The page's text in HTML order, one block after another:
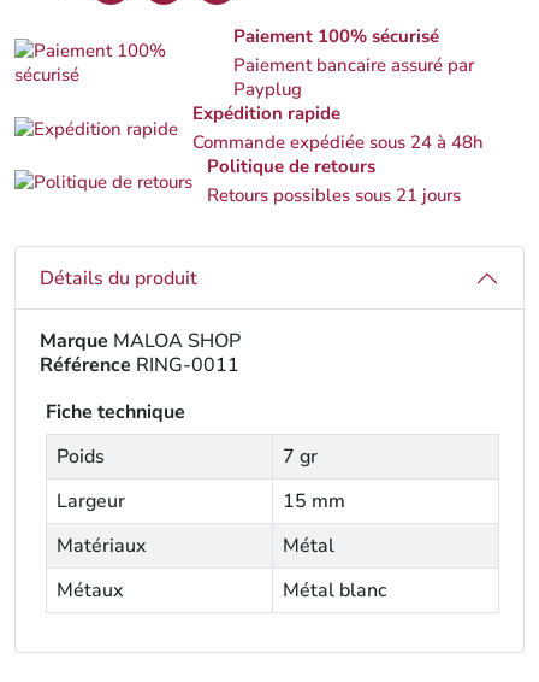
Paiement 100% sécurisé
Paiement bancaire assuré par
Payplug
Expédition rapide
Commande expédiée sous 24 à 48h
Politique de retours
Retours possibles sous 21 jours
Détails du produit
Marque MALOA SHOP
Référence RING-0011
Fiche technique
Poids
7 gr
Largeur
15 mm
Matériaux
Métal
Métaux
Métal blanc